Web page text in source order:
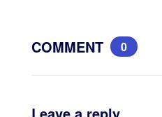
COMMENT 0